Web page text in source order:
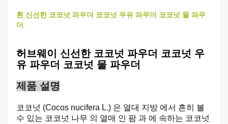
흰 신선한 코코넛 파우더 코코넛 우유 파우더 코코넛 물 파우
더
허브웨이 신선한 코코넛 파우더 코코넛 우
유 파우더 코코넛 물 파우더
제품 설명
코코넛 (Cocos nucifera L.) 은 열대 지방 에서 흔히 볼
수 있는 코코넛 나무 의 열매 인 팜 과 에 속하는 코코넛